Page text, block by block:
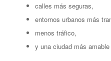
calles más seguras,
entornos urbanos más
menos tráfico,
y una ciudad más